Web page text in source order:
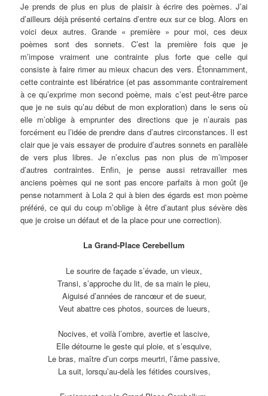
Je prends de plus en plus de plaisir à écrire des poèmes. J’ai
d’ailleurs déjà présenté certains d’entre eux sur ce blog. Alors en
voici deux autres. Grande « première » pour moi, ces deux
poèmes sont des sonnets. C’est la première fois que je
m’impose vraiment une contrainte plus forte que celle qui
consiste à faire rimer au mieux chacun des vers. Étonnamment,
cette contrainte est libératrice (et pas assommante contrairement
à ce qu’exprime mon second poème, mais c’est peut-être parce
que je ne suis qu’au début de mon exploration) dans le sens où
elle m’oblige à emprunter des directions que je n’aurais pas
forcément eu l’idée de prendre dans d’autres circonstances. Il est
clair que je vais essayer de produire d’autres sonnets en parallèle
de vers plus libres. Je n’exclus pas non plus de m’imposer
d’autres contraintes. Enfin, je pense aussi retravailler mes
anciens poèmes qui ne sont pas encore parfaits à mon goût (je
pense notamment à Lola 2 qui à bien des égards est mon poème
préféré, ce qui du coup m’oblige à être d’autant plus sévère dès
que je croise un défaut et de la place pour une correction).
La Grand-Place Cerebellum
Le sourire de façade s’évade, un vieux,
Transi, s’approche du lit, de sa main le pieu,
Aiguisé d’années de rancœur et de sueur,
Veut abattre ces photos, sources de lueurs,
Nocives, et voilà l’ombre, avertie et lascive,
Elle détourne le geste qui ploie, et s’esquive,
Le bras, maître d’un corps meurtri, l’âme passive,
La suit, lorsqu’au-delà les fétides coursives,